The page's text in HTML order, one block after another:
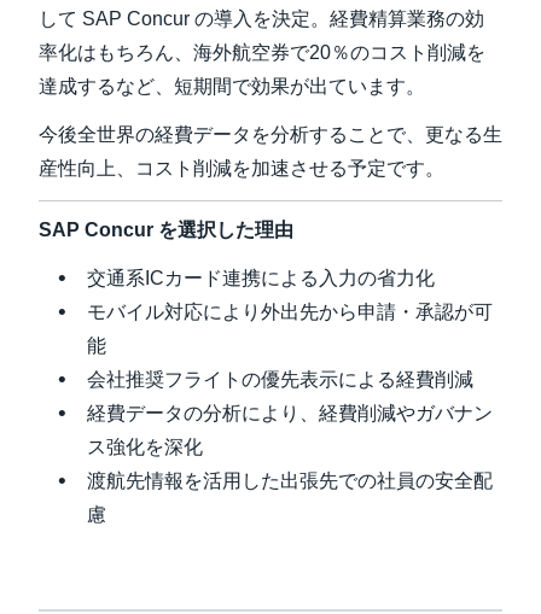
して SAP Concur の導入を決定。経費精算業務の効
率化はもちろん、海外航空券で20％のコスト削減を
達成するなど、短期間で効果が出ています。
今後全世界の経費データを分析することで、更なる生
産性向上、コスト削減を加速させる予定です。
SAP Concur を選択した理由
交通系ICカード連携による入力の省力化
モバイル対応により外出先から申請・承認が可
能
会社推奨フライトの優先表示による経費削減
経費データの分析により、経費削減やガバナン
ス強化を深化
渡航先情報を活用した出張先での社員の安全配
慮